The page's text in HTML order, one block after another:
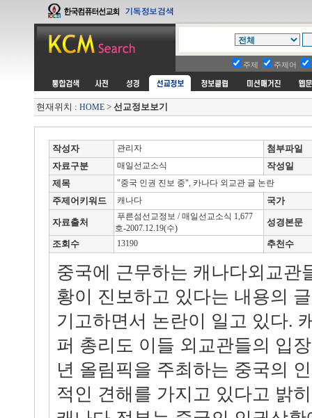
주제 주제어
현재위치 : HOME > 선교정보보기
작성자 관리자
첨부파일
자료구분
매일선교소식
작성일
제목
"중국 인권 진보 중", 카나다 외교관 글 논란
주제어키워드 캐나다 국가
자료출처
푸른섬선교정보 / 매일선교소식 1,677
호-2007.12.19(수)
성경본문
조회수 13190 추천수
중국에 근무하는 캐나다외교관
황이 진보하고 있다는 내용의
기고하면서 논란이 일고 있다.
퍼 총리도 이들 외교관들의 입
년 올림픽을 주최하는 중국의
적인 견해를 가지고 있다고 밝